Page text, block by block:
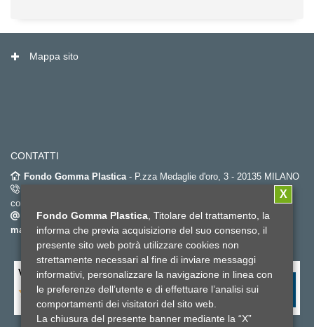
Mappa sito
CONTATTI
Fondo Gomma Plastica - P.zza Medaglie d'oro, 3 - 20135 MILANO
(dal lunedì al venerdì dalle 9.00 alle 18.00 – orario
continuato) -
info@fondogommaplastica.it -
fondogommaplastica@pec-
mail.it
Valuta il sito fondo gomma plastica*
Fondo Gomma Plastica , Titolare del trattamento, la
informa che previa acquisizione del suo consenso, il
presente sito web potrà utilizzare cookies non
strettamente necessari al fine di inviare messaggi
informativi, personalizzare la navigazione in linea con
le preferenze dell’utente e di effettuare l’analisi sui
comportamenti dei visitatori del sito web.
La chiusura del presente banner mediante la “X”
X